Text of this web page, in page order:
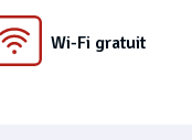
Wi-Fi gratuit